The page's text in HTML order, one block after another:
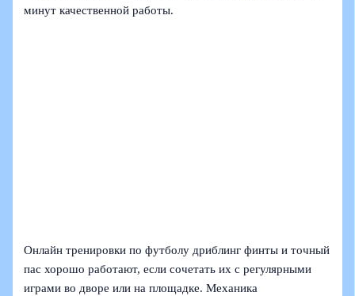
минут качественной работы.
Онлайн тренировки по футболу дриблинг финты и точный
пас хорошо работают, если сочетать их с регулярными
играми во дворе или на площадке. Механика